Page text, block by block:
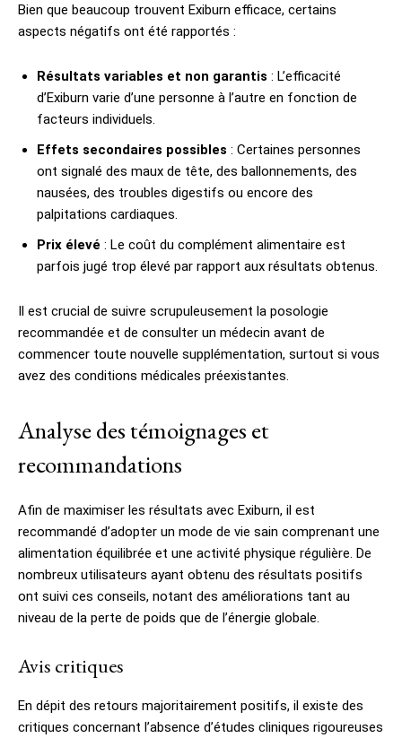
Bien que beaucoup trouvent Exiburn efficace, certains
aspects négatifs ont été rapportés :
Résultats variables et non garantis : L’efficacité
d’Exiburn varie d’une personne à l’autre en fonction de
facteurs individuels.
Effets secondaires possibles : Certaines personnes
ont signalé des maux de tête, des ballonnements, des
nausées, des troubles digestifs ou encore des
palpitations cardiaques.
Prix élevé : Le coût du complément alimentaire est
parfois jugé trop élevé par rapport aux résultats obtenus.
Il est crucial de suivre scrupuleusement la posologie
recommandée et de consulter un médecin avant de
commencer toute nouvelle supplémentation, surtout si vous
avez des conditions médicales préexistantes.
Analyse des témoignages et
recommandations
Afin de maximiser les résultats avec Exiburn, il est
recommandé d’adopter un mode de vie sain comprenant une
alimentation équilibrée et une activité physique régulière. De
nombreux utilisateurs ayant obtenu des résultats positifs
ont suivi ces conseils, notant des améliorations tant au
niveau de la perte de poids que de l’énergie globale.
Avis critiques
En dépit des retours majoritairement positifs, il existe des
critiques concernant l’absence d’études cliniques rigoureuses